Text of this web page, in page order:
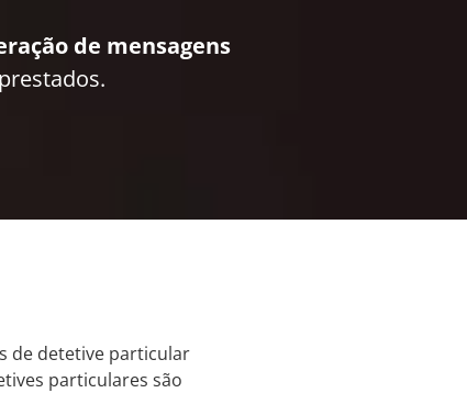
de mensagens
de detetive particular
particulares são